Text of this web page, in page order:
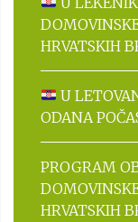
HRVATSKIH
U
ODANA
PROGRAM
HRVATSKIH